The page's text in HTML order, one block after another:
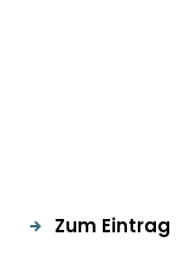
Zum Eintrag